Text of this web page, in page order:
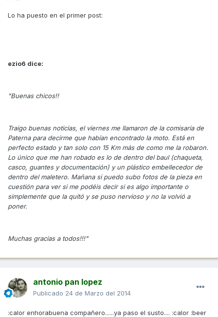
Lo ha puesto en el primer post:
ezio6 dice:
"Buenas chicos!!
Traigo buenas noticias, el viernes me llamaron de la comisaría de
Paterna para decirme que habían encontrado la moto. Está en
perfecto estado y tan solo con 15 Km más de como me la robaron.
Lo único que me han robado es lo de dentro del baul (chaqueta,
casco, guantes y documentación) y un plástico embellecedor de
dentro del maletero. Mañana si puedo subo fotos de la pieza en
cuestión para ver si me podéis decir si es algo importante o
simplemente que la quitó y se puso nervioso y no la volvió a
poner.
Muchas gracias a todos!!!"
antonio pan lopez
Publicado 24 de Marzo del 2014
:calor enhorabuena compañero......ya paso el susto.... :calor :beer